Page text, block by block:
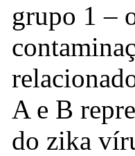
grupo 1 –
A e B
do zika